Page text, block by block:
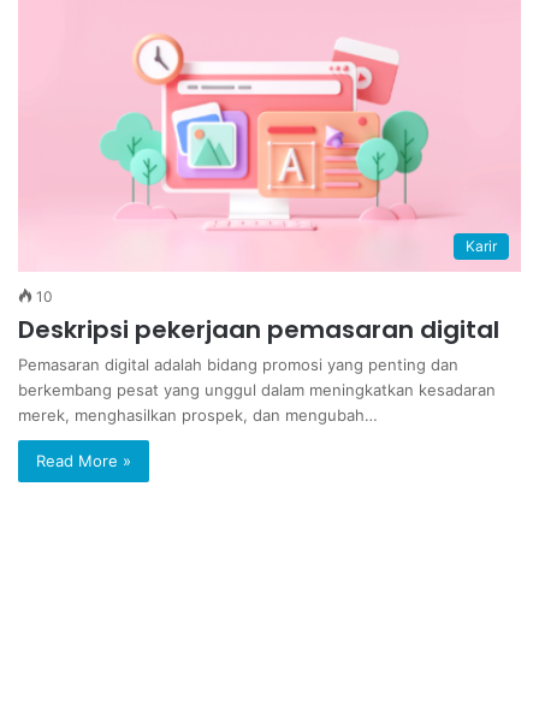
Karir
10
Deskripsi pekerjaan pemasaran digital
Pemasaran digital adalah bidang promosi yang penting dan
berkembang pesat yang unggul dalam meningkatkan kesadaran
merek, menghasilkan prospek, dan mengubah…
Read More »